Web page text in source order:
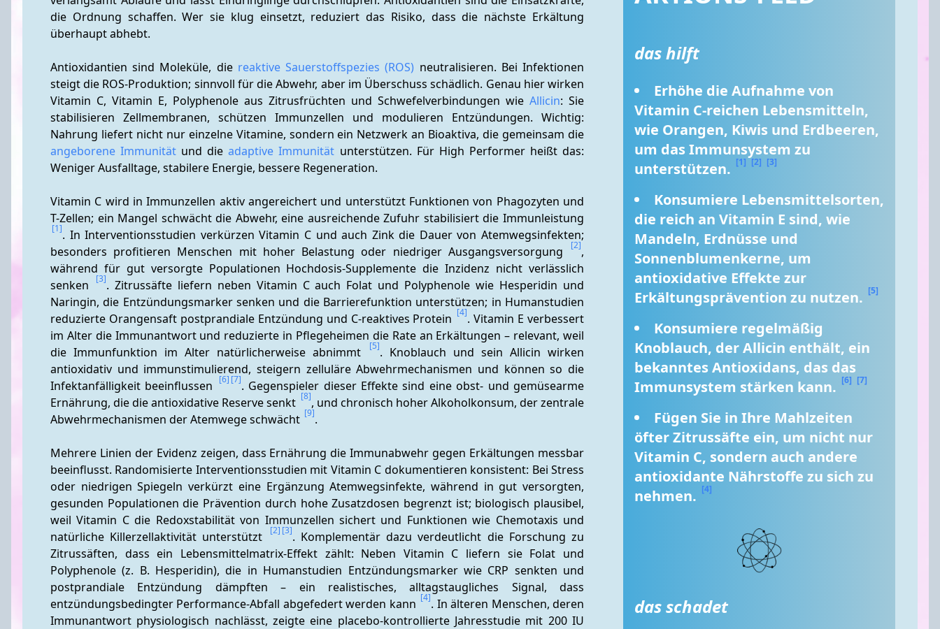
die Ordnung schaffen. Wer sie klug einsetzt, reduziert das Risiko, dass die nächste Erkältung
überhaupt abhebt.
Antioxidantien sind Moleküle, die reaktive Sauerstoffspezies (ROS) neutralisieren. Bei Infektionen
steigt die ROS-Produktion; sinnvoll für die Abwehr, aber im Überschuss schädlich. Genau hier wirken
Vitamin C, Vitamin E, Polyphenole aus Zitrusfrüchten und Schwefelverbindungen wie Allicin: Sie
stabilisieren Zellmembranen, schützen Immunzellen und modulieren Entzündungen. Wichtig:
angeborene Immunität und die adaptive Immunität unterstützen. Für High Performer heißt das:
Weniger Ausfalltage, stabilere Energie, bessere Regeneration.
Vitamin C wird in Immunzellen aktiv angereichert und unterstützt Funktionen von Phagozyten und
[1]. In Interventionsstudien verkürzen Vitamin C und auch Zink die Dauer von Atemwegsinfekten;
besonders profitieren Menschen mit hoher Belastung oder niedriger Ausgangsversorgung
[2],
während für gut versorgte Populationen Hochdosis-Supplemente die Inzidenz nicht verlässlich
senken
[3]. Zitrussäfte liefern neben Vitamin C auch Folat und Polyphenole wie Hesperidin und
Naringin, die Entzündungsmarker senken und die Barrierefunktion unterstützen; in Humanstudien
reduzierte Orangensaft postprandiale Entzündung und C‑reaktives Protein [4]. Vitamin E verbessert
im Alter die Immunantwort und reduzierte in Pflegeheimen die Rate an Erkältungen – relevant, weil
die Immunfunktion im Alter natürlicherweise abnimmt
[5]. Knoblauch und sein Allicin wirken
antioxidativ und immunstimulierend, steigern zelluläre Abwehrmechanismen und können so die
Infektanfälligkeit beeinflussen
[6] [7]. Gegenspieler dieser Effekte sind eine obst- und gemüsearme
Ernährung, die die antioxidative Reserve senkt [8], und chronisch hoher Alkoholkonsum, der zentrale
Abwehrmechanismen der Atemwege schwächt [9].
Mehrere Linien der Evidenz zeigen, dass Ernährung die Immunabwehr gegen Erkältungen messbar
beeinflusst. Randomisierte Interventionsstudien mit Vitamin C dokumentieren konsistent: Bei Stress
oder niedrigen Spiegeln verkürzt eine Ergänzung Atemwegsinfekte, während in gut versorgten,
gesunden Populationen die Prävention durch hohe Zusatzdosen begrenzt ist; biologisch plausibel,
weil Vitamin C die Redoxstabilität von Immunzellen sichert und Funktionen wie Chemotaxis und
natürliche Killerzellaktivität unterstützt
[2] [3]. Komplementär dazu verdeutlicht die Forschung zu
Zitrussäften, dass ein Lebensmittelmatrix-Effekt zählt: Neben Vitamin C liefern sie Folat und
Polyphenole (z. B. Hesperidin), die in Humanstudien Entzündungsmarker wie CRP senkten und
postprandiale Entzündung dämpften – ein realistisches, alltagstaugliches Signal, dass
entzündungsbedingter Performance-Abfall abgefedert werden kann [4]. In älteren Menschen, deren
Immunantwort physiologisch nachlässt, zeigte eine placebo-kontrollierte Jahresstudie mit 200 IU
das hilft
Erhöhe die Aufnahme von
Vitamin C-reichen Lebensmitteln,
wie Orangen, Kiwis und Erdbeeren,
um das Immunsystem zu
unterstützen. [1] [2] [3]
Konsumiere Lebensmittelsorten,
die reich an Vitamin E sind, wie
Mandeln, Erdnüsse und
Sonnenblumenkerne, um
antioxidative Effekte zur
Erkältungsprävention zu nutzen. [5]
Konsumiere regelmäßig
Knoblauch, der Allicin enthält, ein
bekanntes Antioxidans, das das
Immunsystem stärken kann. [6] [7]
Fügen Sie in Ihre Mahlzeiten
öfter Zitrussäfte ein, um nicht nur
Vitamin C, sondern auch andere
antioxidante Nährstoffe zu sich zu
nehmen. [4]
das schadet